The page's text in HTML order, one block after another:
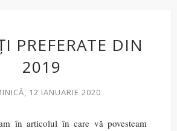
PREFERATE DIN
2019
12 IANUARIE 2020
în articolul în care vă povesteam